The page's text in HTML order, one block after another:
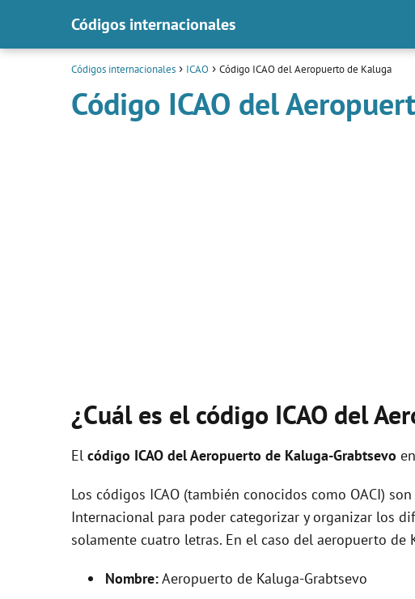
Códigos internacionales
Códigos internacionales ICAO Código ICAO del Aeropuerto de Kaluga
Código ICAO del
¿Cuál es el código ICAO del
El código ICAO delAeropuerto de Kaluga-Grabtsevo
Los códigos ICAO (también conocidos como OACI)
Internacional para poder categorizar y organizar los
solamente cuatro letras. En el caso del aeropuerto de
Nombre:Aeropuerto de Kaluga-Grabtsevo